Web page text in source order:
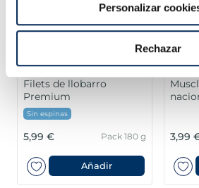
Personalizar
Rechazar
Filets de llobarro
Premium
Sin espinas
5,99 € Pack 180 g
Añadir
3,99